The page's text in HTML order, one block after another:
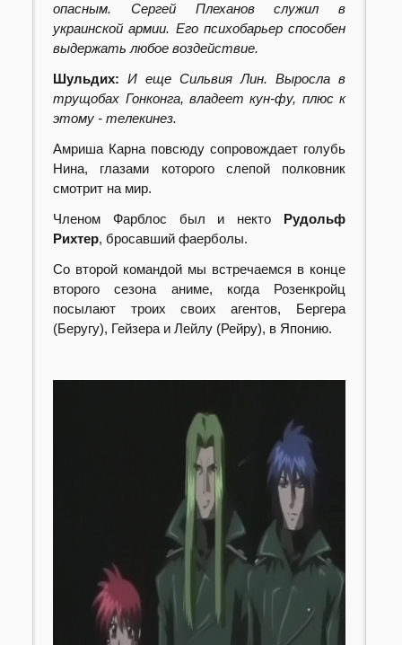
опасным. Сергей Плеханов служил в
украинской армии. Его психобарьер способен
выдержать любое воздействие.
Шульдих: И еще Сильвия Лин. Выросла в
трущобах Гонконга, владеет кун-фу, плюс к
этому - телекинез.
Амриша Карна повсюду сопровождает голубь
Нина, глазами которого слепой полковник
смотрит на мир.
Членом Фарблос был и некто Рудольф
Рихтер, бросавший фаерболы.
Со второй командой мы встречаемся в конце
второго сезона аниме, когда Розенкройц
посылают троих своих агентов, Бергера
(Беругу), Гейзера и Лейлу (Рейру), в Японию.